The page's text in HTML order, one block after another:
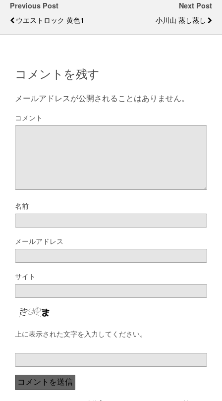
Previous Post
ウエストロック 黄色1
Next Post
小川山 蒸し蒸し
コメントを残す
メールアドレスが公開されることはありません。
コメント
名前
メールアドレス
サイト
上に表示された文字を入力してください。